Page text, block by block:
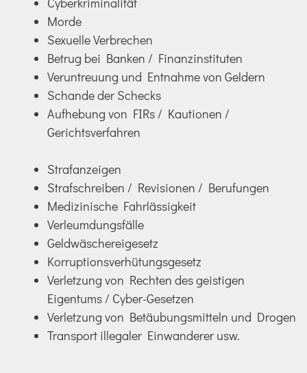
Morde
Sexuelle Verbrechen
Betrug bei Banken / Finanzinstituten
Veruntreuung und Entnahme von Geldern
Schande der Schecks
Aufhebung von FIRs / Kautionen /
Gerichtsverfahren
Strafanzeigen
Strafschreiben / Revisionen / Berufungen
Medizinische Fahrlässigkeit
Verleumdungsfälle
Geldwäschereigesetz
Korruptionsverhütungsgesetz
Verletzung von Rechten des geistigen
Eigentums / Cyber-Gesetzen
Verletzung von Betäubungsmitteln und Drogen
Transport illegaler Einwanderer usw.